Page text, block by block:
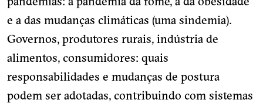
e a das mudanças climáticas (uma sindemia).
Governos, produtores rurais, indústria de
alimentos, consumidores: quais
responsabilidades e mudanças de postura
podem ser adotadas, contribuindo com sistemas